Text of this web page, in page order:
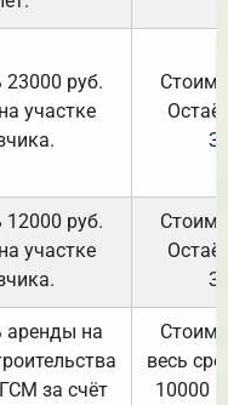
руб.
участке
руб.
участке
аренды на
за счёт
весь
10000